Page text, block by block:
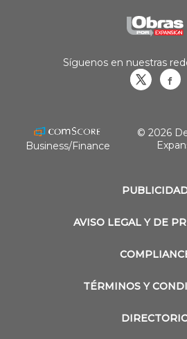
AVISO LEGAL Y DE
TÉRMINOS Y
Síguenos en nuestras
Business/Finance
© 2026